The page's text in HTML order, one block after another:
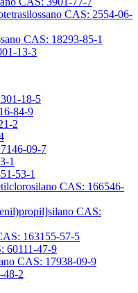
CAS: 2554-06-
CAS: 18293-85-1
13-3
18-5
84-9
2
09-7
1
53-1
CAS: 166546-
CAS:
163155-57-5
60111-47-9
CAS: 17938-09-9
48-2